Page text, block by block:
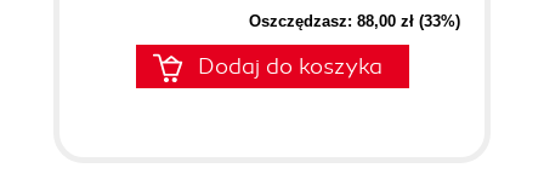
Oszczędzasz: 88,00 zł (33%)
Dodaj do koszyka